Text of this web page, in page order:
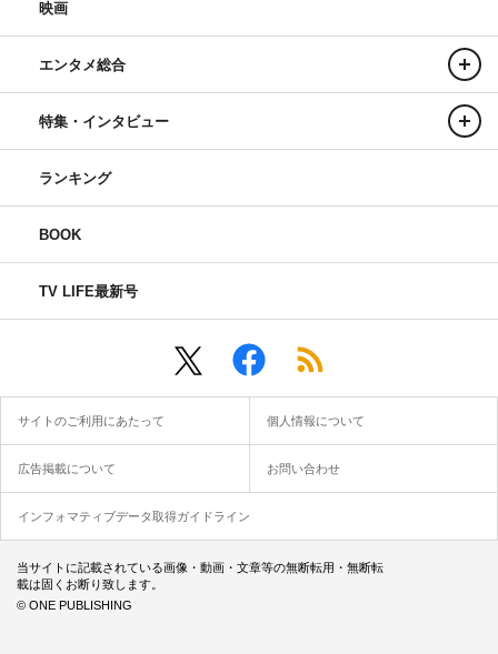
映画
エンタメ総合
特集・インタビュー
ランキング
BOOK
TV LIFE最新号
サイトのご利用にあたって 個人情報について
広告掲載について お問い合わせ
インフォマティブデータ取得ガイドライン
当サイトに記載されている画像・動画・文章等の無断転用・無断転
載は固くお断り致します。
© ONE PUBLISHING